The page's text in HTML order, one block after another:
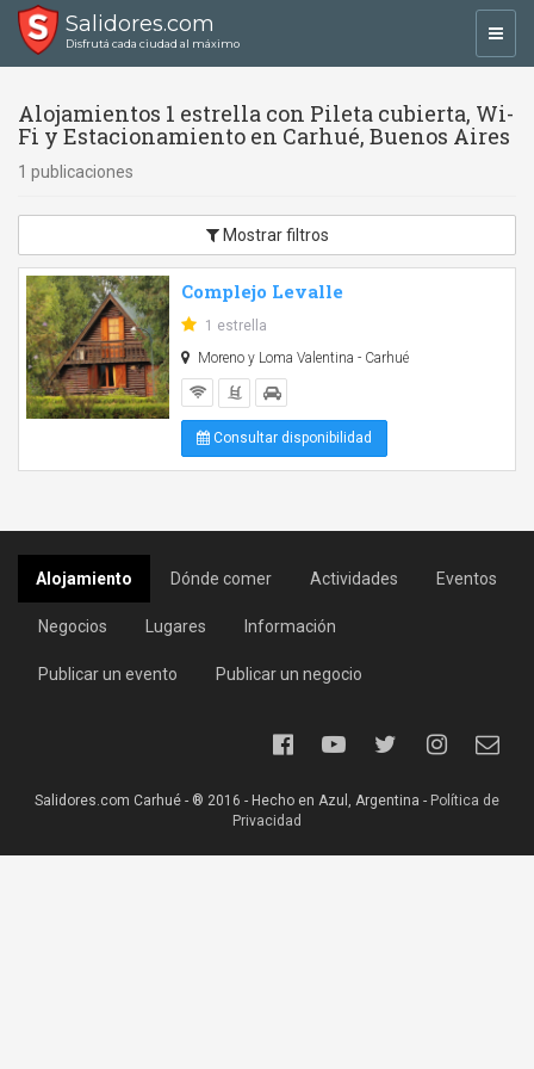
Salidores.com
Disfrutá cada ciudad al máximo
Alojamientos 1 estrella con Pileta cubierta, Wi-
Fi y Estacionamiento en Carhué, Buenos Aires
1 publicaciones
Mostrar filtros
Complejo Levalle
1 estrella
Moreno y Loma Valentina - Carhué
Consultar disponibilidad
Alojamiento Dónde comer Actividades Eventos
Negocios Lugares Información
Publicar un evento Publicar un negocio
Salidores.com Carhué - ® 2016 - Hecho en Azul, Argentina - Política de
Privacidad